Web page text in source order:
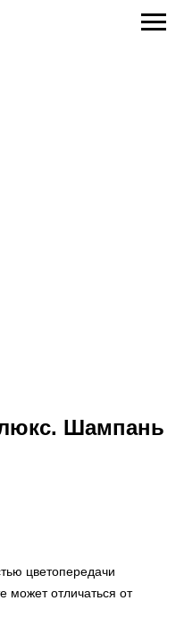
Шампань
цветопередачи
может отличаться от